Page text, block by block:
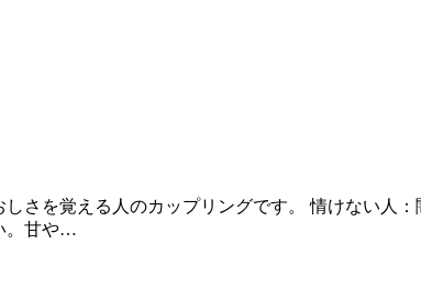
さを覚える人のカップリングです。 情けない人
。甘や…